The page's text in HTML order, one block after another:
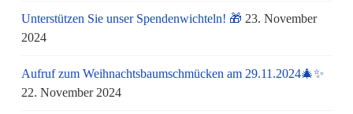
Unterstützen Sie unser Spendenwichteln! 🎁 23. November
2024
Aufruf zum Weihnachtsbaumschmücken am 29.11.2024🎄✨
22. November 2024